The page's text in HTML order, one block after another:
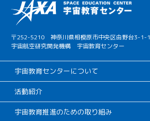
〒252-5210 神奈川県相模原市中央区由野台3-1-1
宇宙航空研究開発機構 宇宙教育センター
宇宙教育センターについて
活動紹介
宇宙教育推進のための取り組み